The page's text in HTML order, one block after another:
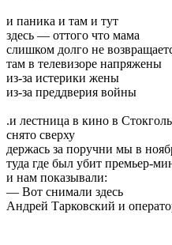
и паника и там и тут
здесь — оттого что мама
слишком долго не
там в телевизоре напряжены
из-за истерики жены
из-за преддверия войны
.и лестница в кино в
снято сверху
держась за поручни мы в
туда где был убит премьер-
и нам показывали:
— Вот снимали здесь
Андрей Тарковский и